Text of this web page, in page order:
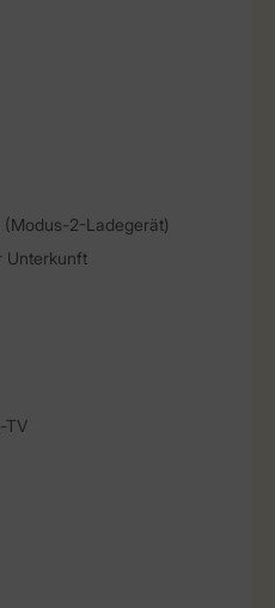
2-Ladegerät)
Unterkunft
TV